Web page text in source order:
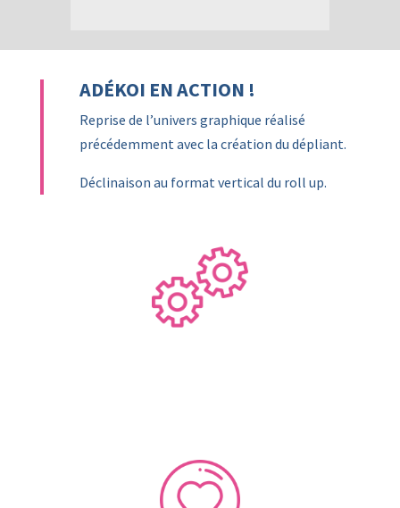
ADÉKOI EN ACTION !
Reprise de l’univers graphique réalisé
précédemment avec la création du dépliant.
Déclinaison au format vertical du roll up.